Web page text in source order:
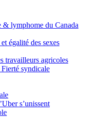
& lymphome du Canada
égalité des sexes
travailleurs agricoles
syndicale
s’unissent